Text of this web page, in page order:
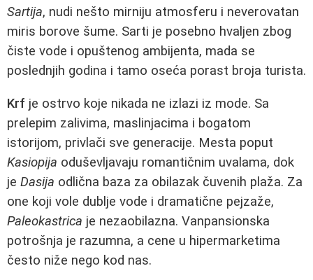
Sartija, nudi nešto mirniju atmosferu i neverovatan
miris borove šume. Sarti je posebno hvaljen zbog
čiste vode i opuštenog ambijenta, mada se
poslednjih godina i tamo oseća porast broja turista.
Krf je ostrvo koje nikada ne izlazi iz mode. Sa
prelepim zalivima, maslinjacima i bogatom
istorijom, privlači sve generacije. Mesta poput
Kasiopija oduševljavaju romantičnim uvalama, dok
je Dasija odlična baza za obilazak čuvenih plaža. Za
one koji vole dublje vode i dramatične pejzaže,
Paleokastrica je nezaobilazna. Vanpansionska
potrošnja je razumna, a cene u hipermarketima
često niže nego kod nas.